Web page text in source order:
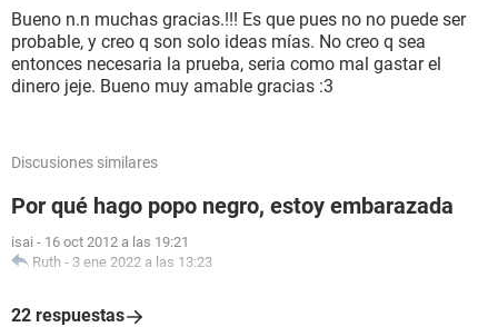
Bueno n.n muchas gracias.!!! Es que pues no no puede ser
probable, y creo q son solo ideas mías. No creo q sea
entonces necesaria la prueba, seria como mal gastar el
dinero jeje. Bueno muy amable gracias :3
Discusiones similares
Por qué hago popo negro, estoy embarazada
isai - 16 oct 2012 a las 19:21
Ruth - 3 ene 2022 a las 13:23
22 respuestas